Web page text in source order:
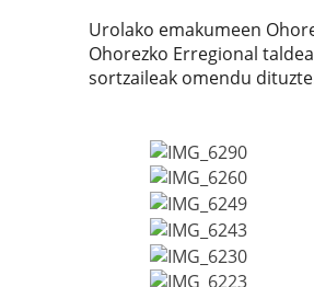
Urolako emakumeen
Ohorezko Erregional
sortzaileak omendu